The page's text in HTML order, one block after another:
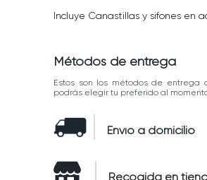
Incluye Canastillas y sifones en
Métodos de entrega
Estos son los métodos de entrega
podrás elegir tu preferido al
Envío a domicilio
Recogida en